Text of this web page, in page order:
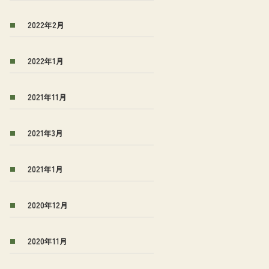
2022年2月
2022年1月
2021年11月
2021年3月
2021年1月
2020年12月
2020年11月